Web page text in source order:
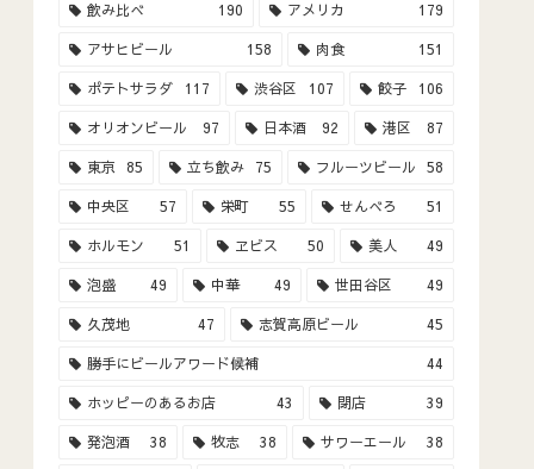
飲み比べ 190 アメリカ 179
アサヒビール 158 肉食 151
ポテトサラダ 117 渋谷区 107 餃子 106
オリオンビール 97 日本酒 92 港区 87
東京 85 立ち飲み 75 フルーツビール 58
中央区 57 栄町 55 せんべろ 51
ホルモン 51 ヱビス 50 美人 49
泡盛 49 中華 49 世田谷区 49
久茂地 47 志賀高原ビール 45
勝手にビールアワード候補 44
ホッピーのあるお店 43 閉店 39
発泡酒 38 牧志 38 サワーエール 38